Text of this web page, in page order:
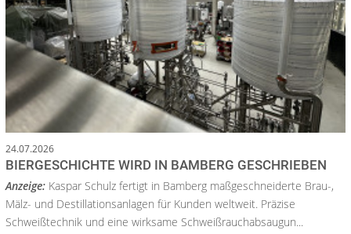
24.07.2026
BIERGESCHICHTE WIRD IN BAMBERG GESCHRIEBEN
Anzeige: Kaspar Schulz fertigt in Bamberg maßgeschneiderte Brau-,
Mälz- und Destillationsanlagen für Kunden weltweit. Präzise
Schweißtechnik und eine wirksame Schweißrauchabsaugun...